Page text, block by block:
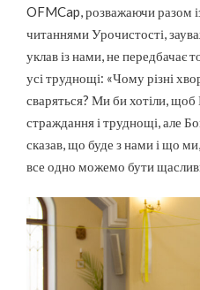
OFMCap, розважаючи разом
читаннями Урочистості,
уклав із нами, не передбачає
усі труднощі: «Чому різні
сваряться? Ми би хотіли, щоб
страждання і труднощі, але
сказав, що буде з нами і що
все одно можемо бути